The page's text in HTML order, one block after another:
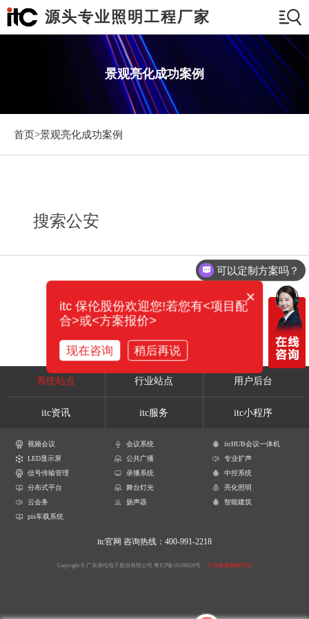
源头专业照明工程厂家
景观亮化成功案例
首页>景观亮化成功案例
搜索公安
系统站点 行业站点 用户后台
itc资讯 itc服务 itc小程序
视频会议 会议系统
itcHUB会议一体机
LED显示屏
公共广播
专业扩声
信号传输管理
录播系统
中控系统
分布式平台
舞台灯光
亮化照明
云会务
扬声器
智能建筑
pis车载系统
itc官网 咨询热线：400-991-2218
Copyright © 广东保伦电子股份有限公司 粤ICP备16106620号 产品参数解释声明
可以定制方案吗？
×
itc 保伦股份欢迎您!若您有<项目配
合>或<方案报价>
现在咨询 稍后再说